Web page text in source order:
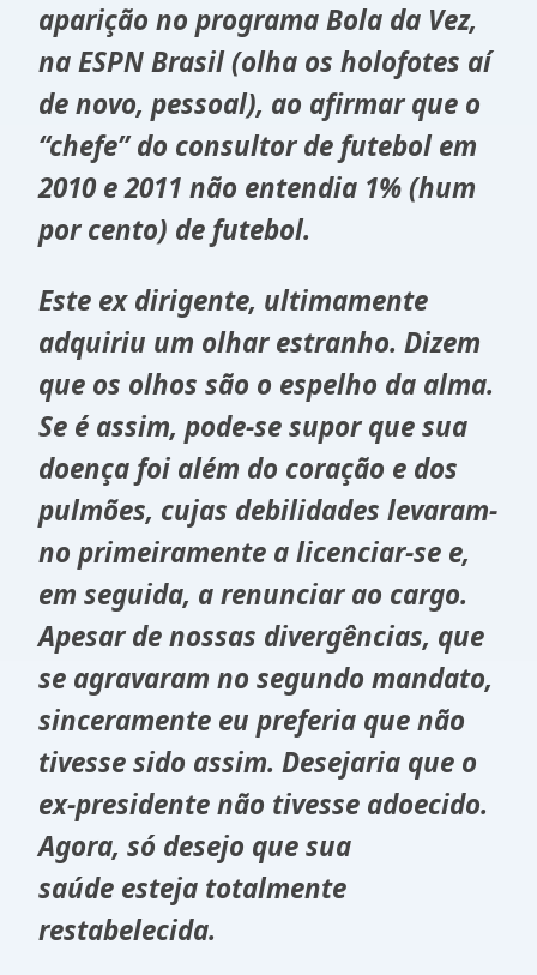
aparição no programa Bola da Vez,
na ESPN Brasil (olha os holofotes aí
de novo, pessoal), ao afirmar que o
“chefe” do consultor de futebol em
2010 e 2011 não entendia 1% (hum
por cento) de futebol.
Este ex dirigente, ultimamente
adquiriu um olhar estranho. Dizem
que os olhos são o espelho da alma.
Se é assim, pode-se supor que sua
doença foi além do coração e dos
pulmões, cujas debilidades levaram-
no primeiramente a licenciar-se e,
em seguida, a renunciar ao cargo.
Apesar de nossas divergências, que
se agravaram no segundo mandato,
sinceramente eu preferia que não
tivesse sido assim. Desejaria que o
ex-presidente não tivesse adoecido.
Agora, só desejo que sua
saúde esteja totalmente
restabelecida.